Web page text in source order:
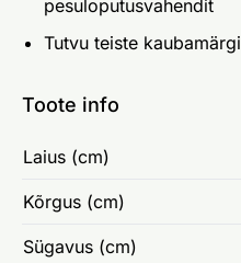
pesuloputusvahendit
Tutvu teiste kaubamärgi
Toote info
Laius (cm)
Kõrgus (cm)
Sügavus (cm)